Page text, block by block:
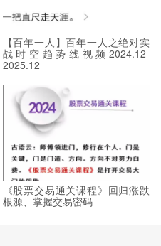
【百年一人】百年一人之绝对实
战时空趋势线视频2024.12-
2025.12
《股票交易通关课程》回归涨跌
根源、掌握交易密码